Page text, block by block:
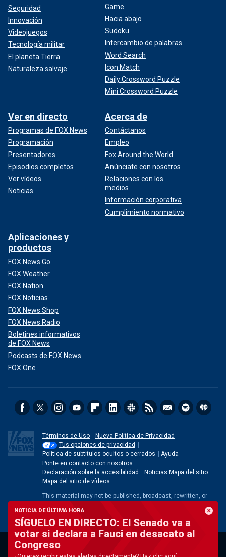
NOTICIA DE ÚLTIMA HORA
SÍGUELO EN DIRECTO: El Senado va a
votar si declara a Fauci en desacato al
Congreso
Seguridad
Innovación
Videojuegos
Tecnología militar
El planeta Tierra
Naturaleza salvaje
Game
Hacia abajo
Sudoku
Intercambio de palabras
Word Search
Icon Match
Daily Crossword Puzzle
Mini Crossword Puzzle
Ver en directo
Programas de FOX News
Programación
Presentadores
Episodios completos
Ver vídeos
Noticias
Acerca de
Contáctanos
Empleo
Fox Around the World
Anúnciate con nosotros
Relaciones con los
medios
Información corporativa
Cumplimiento normativo
Aplicaciones y
productos
FOX News Go
FOX Weather
FOX Nation
FOX Noticias
FOX News Shop
FOX News Radio
Boletines informativos
de FOX News
Podcasts de FOX News
FOX One
Términos de Uso
Nueva Política de Privacidad
Tus opciones de privacidad
Política de subtitulos ocultos o cerrados
Ayuda
Ponte en contacto con nosotros
Declaración sobre la accesibilidad
Noticias Mapa del sitio
Mapa del sitio de vídeos
This material may not be published, broadcast, rewritten, or
redistributed. ©2026 FOX News Network, LLC. All rights
reserved. Quotes displayed in real-time or delayed by at least
15 minutes. Market data provided byFactset. Powered and
implemented by FactSet Digital Solutions.Legal Statement
Mutual Fund and ETF data provided by